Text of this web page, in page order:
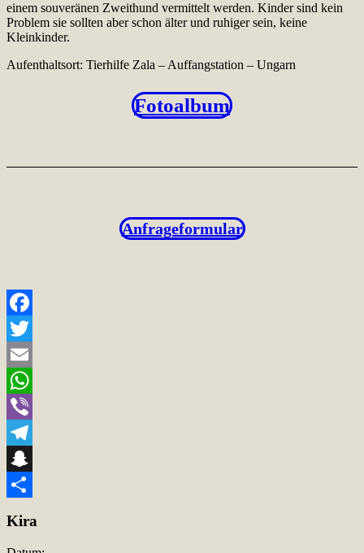
einem souveränen Zweithund vermittelt werden. Kinder sind kein
Problem sie sollten aber schon älter und ruhiger sein, keine
Kleinkinder.
Aufenthaltsort: Tierhilfe Zala – Auffangstation – Ungarn
Fotoalbum
Anfrageformular
Facebook
Twitter
Email
WhatsApp
Viber
Telegram
Snapchat
Kira